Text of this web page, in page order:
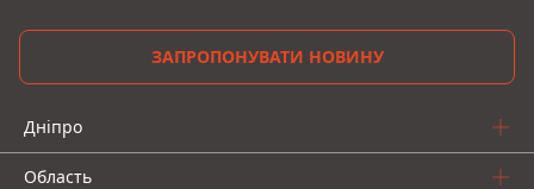
ЗАПРОПОНУВАТИ НОВИНУ
Дніпро
Область